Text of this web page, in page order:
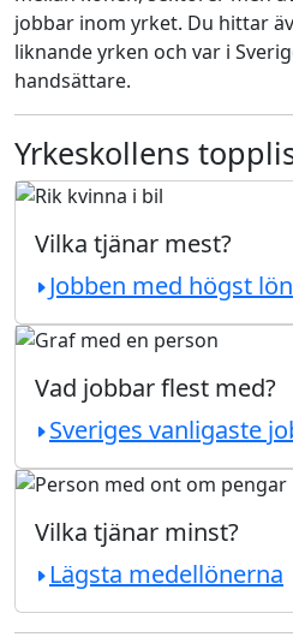
jobbar inom yrket. Du hittar
liknande yrken och var i
handsättare.
Yrkeskollens
Vilka tjänar mest?
Jobben med högst lön
Vad jobbar flest med?
Sveriges vanligaste
Vilka tjänar minst?
Lägsta medellönerna